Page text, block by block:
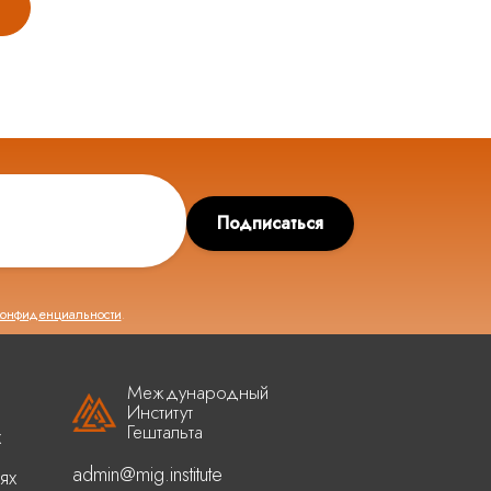
Подписаться
.
Международный
Институт
Гештальта
admin@mig.institute